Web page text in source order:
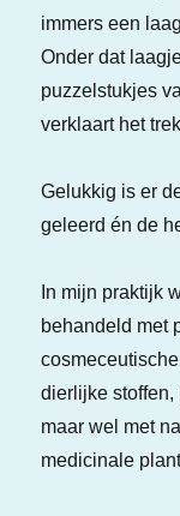
immers een
Onder dat
puzzelstukjes
verklaart het
Gelukkig is er
geleerd én de
In mijn praktijk
behandeld met
dierlijke stoffen,
maar wel met
medicinale